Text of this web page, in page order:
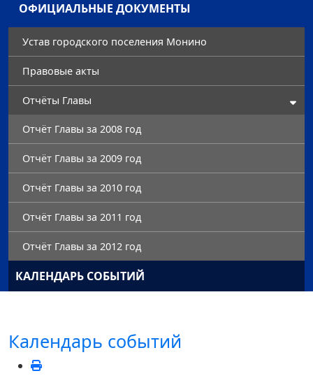
ОФИЦИАЛЬНЫЕ ДОКУМЕНТЫ
Устав городского поселения Монино
Правовые акты
Отчёты Главы
Отчёт Главы за 2008 год
Отчёт Главы за 2009 год
Отчёт Главы за 2010 год
Отчёт Главы за 2011 год
Отчёт Главы за 2012 год
КАЛЕНДАРЬ СОБЫТИЙ
Календарь событий